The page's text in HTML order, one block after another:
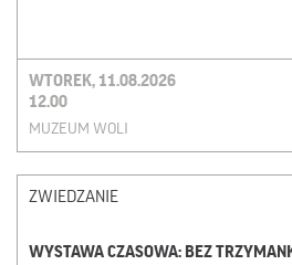
WTOREK, 11.08.2026
12.00
MUZEUM WOLI
ZWIEDZANIE
WYSTAWA CZASOWA: BEZ